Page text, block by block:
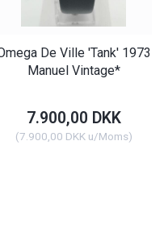
De Ville 'Tank' 1973
Manuel Vintage*
7.900,00 DKK
(7.900,00 DKKu/Moms)